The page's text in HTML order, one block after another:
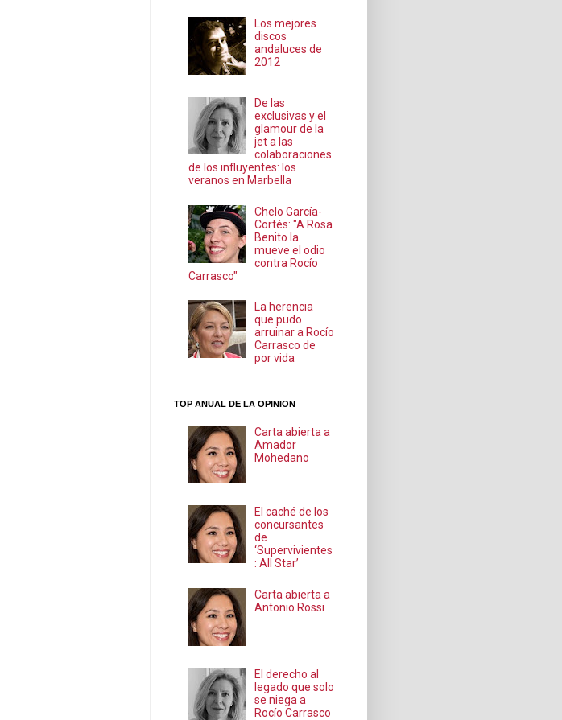
Los mejores
discos
andaluces de
2012
De las
exclusivas y el
glamour de la
jet a las
colaboraciones
de los influyentes: los
veranos en Marbella
Chelo García-
Cortés: "A Rosa
Benito la
mueve el odio
contra Rocío
Carrasco"
La herencia
que pudo
arruinar a Rocío
Carrasco de
por vida
TOP ANUAL DE LA OPINION
Carta abierta a
Amador
Mohedano
El caché de los
concursantes
de
‘Supervivientes
: All Star’
Carta abierta a
Antonio Rossi
El derecho al
legado que solo
se niega a
Rocío Carrasco